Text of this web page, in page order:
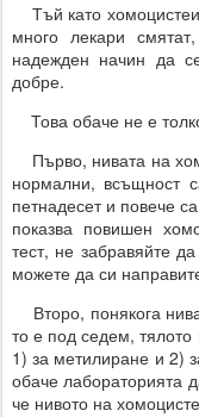
Тъй като
много лекари
надежден начин да
добре.
Това обаче не е
Първо, нивата на
нормални, всъщност
петнадесет и повече
показва повишен
тест, не забравяйте
можете да си
Второ, понякога
то е под седем,
1) за метилиране и 2)
обаче лабораторията
че нивото на